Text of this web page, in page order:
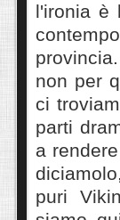
l'ironia è
non per
ci
parti
a
puri